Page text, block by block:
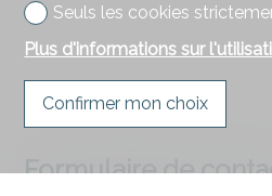
Formulaire de
Seuls les cookies
Plus d'informations sur
Confirmer mon choix